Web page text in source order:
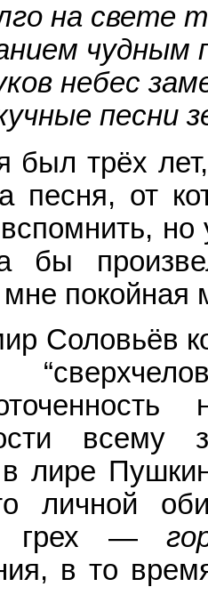
на свете
чудным
небес
песни
я был трёх
песня, от
бы
покойная
Соловьёв
всему
лире
личной
грех —
в то